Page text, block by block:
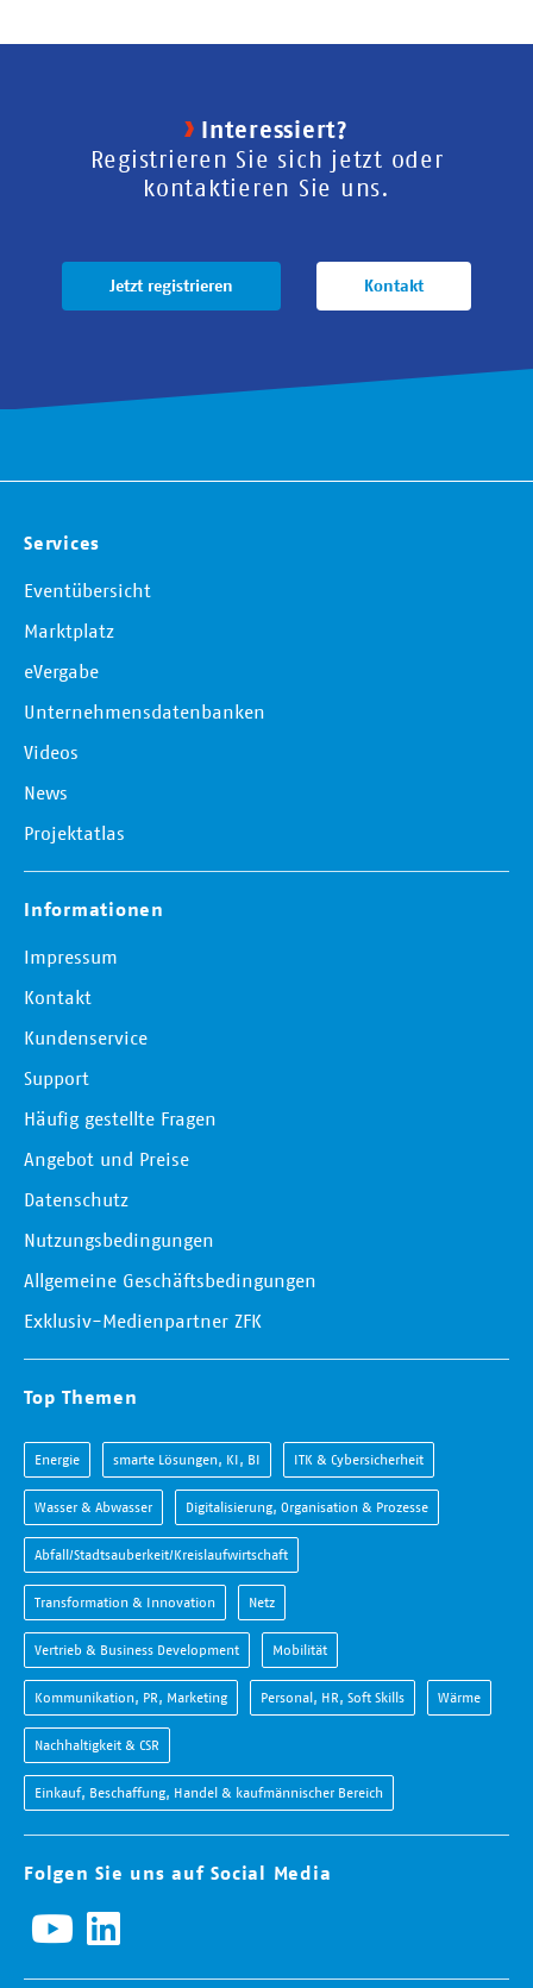
Interessiert?
Registrieren Sie sich jetzt oder
kontaktieren Sie uns.
Jetzt registrieren Kontakt
Services
Eventübersicht
Marktplatz
eVergabe
Unternehmensdatenbanken
Videos
News
Projektatlas
Informationen
Impressum
Kontakt
Kundenservice
Support
Häufig gestellte Fragen
Angebot und Preise
Datenschutz
Nutzungsbedingungen
Allgemeine Geschäftsbedingungen
Exklusiv-Medienpartner ZFK
Top Themen
Energie smarte Lösungen, KI, BI ITK & Cybersicherheit
Wasser & Abwasser Digitalisierung, Organisation & Prozesse
Abfall/Stadtsauberkeit/Kreislaufwirtschaft
Transformation & Innovation Netz
Vertrieb & Business Development Mobilität
Kommunikation, PR, Marketing Personal, HR, Soft Skills Wärme
Nachhaltigkeit & CSR
Einkauf, Beschaffung, Handel & kaufmännischer Bereich
Folgen Sie uns auf Social Media